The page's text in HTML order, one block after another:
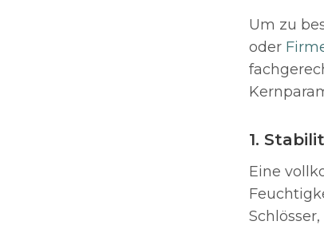
Um zu
oder
1.
Eine